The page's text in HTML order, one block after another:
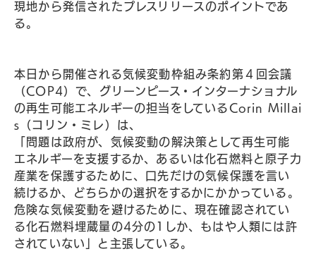
現地から発信されたプレスリリースのポイントであ
る。
本日から開催される気候変動枠組み条約第４回会議
（COP4）で、グリーンピース・インターナショナル
の再生可能エネルギーの担当をしているCorin Millai
s（コリン・ミレ）は、
「問題は政府が、気候変動の解決策として再生可能
エネルギーを支援するか、あるいは化石燃料と原子力
産業を保護するために、口先だけの気候保護を言い
続けるか、どちらかの選択をするかにかかっている。
危険な気候変動を避けるために、現在確認されてい
る化石燃料埋蔵量の4分の1しか、もはや人類には許
されていない」と主張している。